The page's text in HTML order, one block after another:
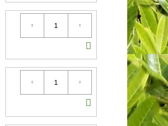
KOŠÍKU
KOŠÍKU